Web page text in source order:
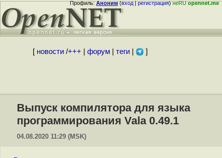
Профиль:Аноним(вход|регистрация)неRUopennet.me
[ новости/+++ форум| теги| ]
Выпуск компилятора для языка
программирования Vala 0.49.1
04.08.2020 11:29 (MSK)